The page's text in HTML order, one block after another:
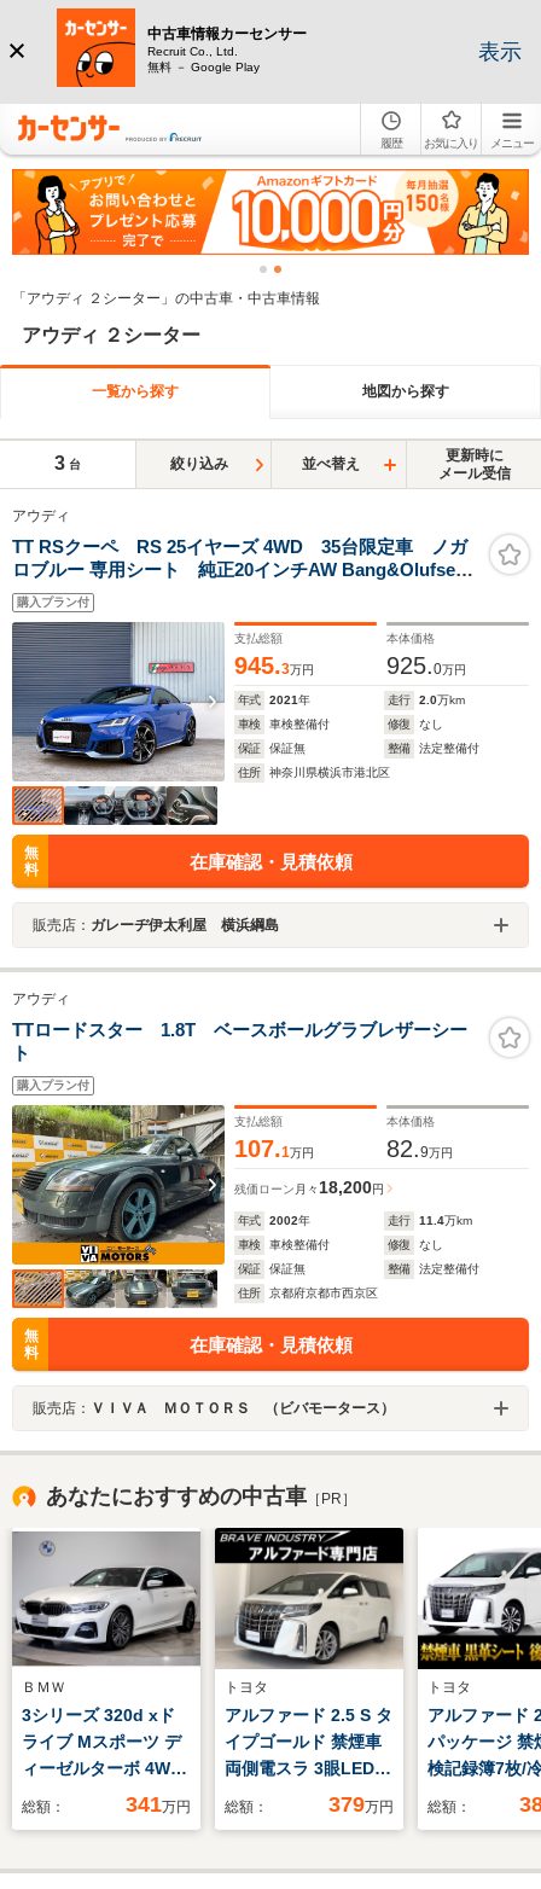
中古車情報カーセンサー
Recruit Co., Ltd.
無料 － Google Play
表示
履歴 お気に入り メニュー
「アウディ ２シーター」の中古車・中古車情報
アウディ ２シーター
一覧から探す 地図から探す
3 台 絞り込み 並べ替え
更新時に
メール受信
アウディ
TT RSクーペ RS 25イヤーズ 4WD 35台限定車 ノガ
ロブルー 専用シート 純正20インチAW Bang&Olufsen
専用エアロ ブラックAudi rings 専用ロゴ&ブルーステッ
フロアマット レッドキャリパー カーボンエンジンカバ
ー デコラティブパネル カーボン
購入プラン付
支払総額
945.3万円
本体価格
925.0万円
年式 2021年 走行 2.0万km
車検
車検整備付 修復
なし
保証
保証無 整備
法定整備付
住所
神奈川県横浜市港北区
無
料
在庫確認・見積依頼
販売店： ガレーヂ伊太利屋 横浜綱島
アウディ
TTロードスター 1.8T ベースボールグラブレザーシー
ト
購入プラン付
支払総額
107.1万円
本体価格
82.9万円
残価ローン 月々18,200円
年式 2002年 走行 11.4万km
車検
車検整備付 修復
なし
保証
保証無 整備
法定整備付
住所
京都府京都市西京区
無
料
在庫確認・見積依頼
販売店： ＶＩＶＡ ＭＯＴＯＲＳ （ビバモータース）
あなたにおすすめの中古車 ［PR］
ＢＭＷ
3シリーズ 320d xド
ライブ Mスポーツ デ
ィーゼルターボ 4WD
コンフォートPKG
ントライト インテリ
総額： 341万円
トヨタ
アルファード 2.5 S タ
イプゴールド 禁煙車
両側電スラ 3眼LED
シーケンシャル ウイ
レザーシート
総額： 379万円
トヨタ
アルファード
パッケージ 禁
検記録簿7枚/
革/エグゼクテ
オーディオ/ト
総額：